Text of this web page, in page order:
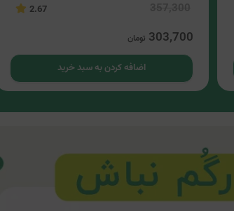
2.67
303,700 تومان
اضافه کردن به سبد خرید